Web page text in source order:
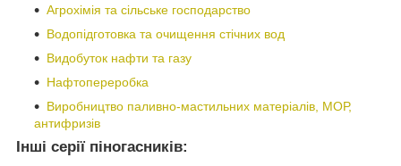
Агрохімія та сільське господарство
Водопідготовка та очищення стічних вод
Видобуток нафти та газу
Нафтопереробка
Виробництво паливно-мастильних матеріалів, МОР,
антифризів
Інші серії піногасників: